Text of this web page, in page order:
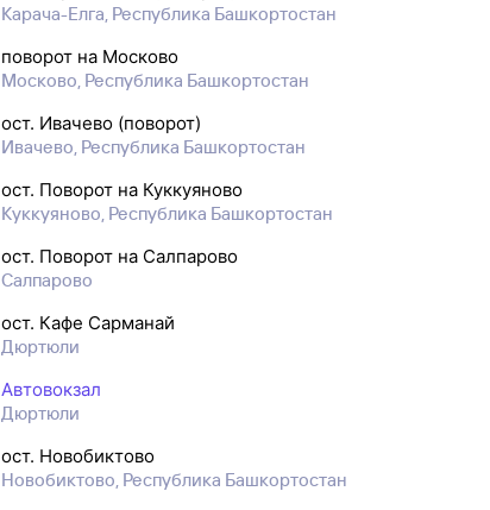
Карача-Елга, Республика Башкортостан
поворот на Москово
Москово, Республика Башкортостан
ост. Ивачево (поворот)
Ивачево, Республика Башкортостан
ост. Поворот на Куккуяново
Куккуяново, Республика Башкортостан
ост. Поворот на Салпарово
Салпарово
ост. Кафе Сарманай
Дюртюли
Автовокзал
Дюртюли
ост. Новобиктово
Новобиктово, Республика Башкортостан